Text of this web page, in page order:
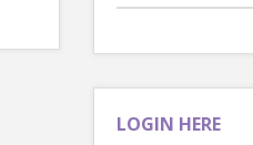
LOGIN HERE